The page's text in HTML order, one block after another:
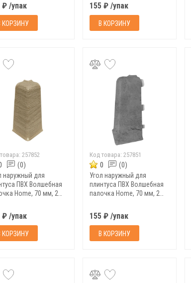
₽ /упак
КОРЗИНУ
155 ₽ /упак
В КОРЗИНУ
257852
(0)
наружный для
ПВХ Волшебная
Home, 70 мм, 2
₽ /упак
КОРЗИНУ
Код товара:257851
0 (0)
Угол наружный для
плинтуса ПВХ Волшебная
палочка Home, 70 мм, 2
155 ₽ /упак
В КОРЗИНУ